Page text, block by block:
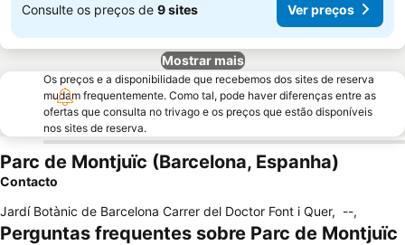
Consulte os preços de 9 sites Ver preços
Mostrar mais
Os preços e a disponibilidade que recebemos dos sites de reserva
mudam frequentemente. Como tal, pode haver diferenças entre as
ofertas que consulta no trivago e os preços que estão disponíveis
nos sites de reserva.
Parc de Montjuïc (Barcelona, Espanha)
Contacto
Jardí Botànic de Barcelona Carrer del Doctor Font i Quer, --,
Perguntas frequentes sobre Parc de Montjuïc